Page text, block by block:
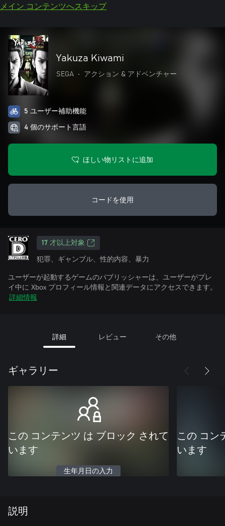
メイン コンテンツへスキップ
Yakuza Kiwami
SEGA • アクション & アドベンチャー
5 ユーザー補助機能
4 個のサポート言語
ほしい物リストに追加
コードを使用
17 才以上対象
犯罪、ギャンブル、性的内容、暴力
ユーザーが起動するゲームのパブリッシャーは、ユーザーがプレ
イ中に Xbox プロフィール情報と関連データにアクセスできます。
詳細情報
詳細 レビュー その他
ギャラリー
この コンテンツ は ブロック されて
います
生年月日の入力
この コン
います
説明